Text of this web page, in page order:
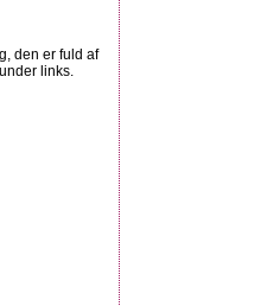
den er fuld af
links.